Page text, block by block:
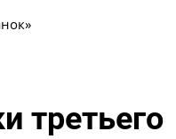
третьего